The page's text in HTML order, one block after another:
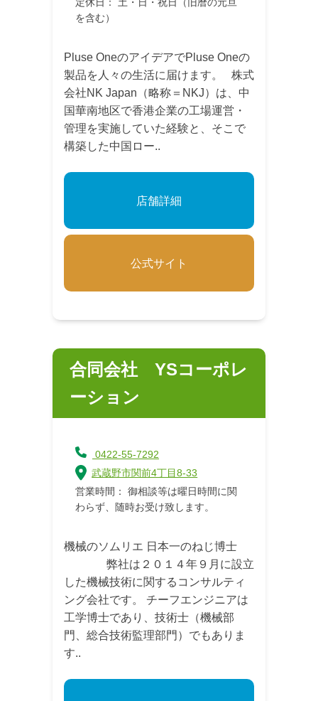
定休日： 土・日・祝日（旧暦の元旦
を含む）
Pluse OneのアイデアでPluse Oneの
製品を人々の生活に届けます。 株式
会社NK Japan（略称＝NKJ）は、中
国華南地区で香港企業の工場運営・
管理を実施していた経験と、そこで
構築した中国ロー..
店舗詳細
公式サイト
合同会社 YSコーポレ
ーション
0422-55-7292
武蔵野市関前4丁目8-33
営業時間： 御相談等は曜日時間に関
わらず、随時お受け致します。
機械のソムリエ 日本一のねじ博士
弊社は２０１４年９月に設立
した機械技術に関するコンサルティ
ング会社です。 チーフエンジニアは
工学博士であり、技術士（機械部
門、総合技術監理部門）でもありま
す..